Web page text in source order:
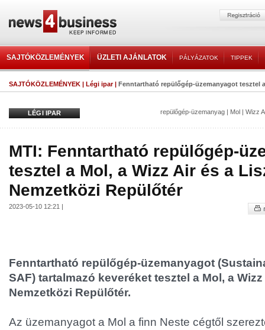
SAJTÓKÖZLEMÉNYEK ÜZLETI AJÁNLATOK PÁLYÁZATOK TIPPEK
SAJTÓKÖZLEMÉNYEK | Légi ipar| Fenntartható repülőgép-üzemanyagot tesztel
LÉGI IPAR repülőgép-üzemanyag | Mol | Wizz
MTI: Fenntartható repülőgép-
tesztel a Mol, a Wizz Air és a
Nemzetközi Repülőtér
2023-05-10 12:21 |
Fenntartható repülőgép-üzemanyagot
SAF) tartalmazó keveréket tesztel a Mol, a
Nemzetközi Repülőtér.
Az üzemanyagot a Mol a finn Neste cégtől